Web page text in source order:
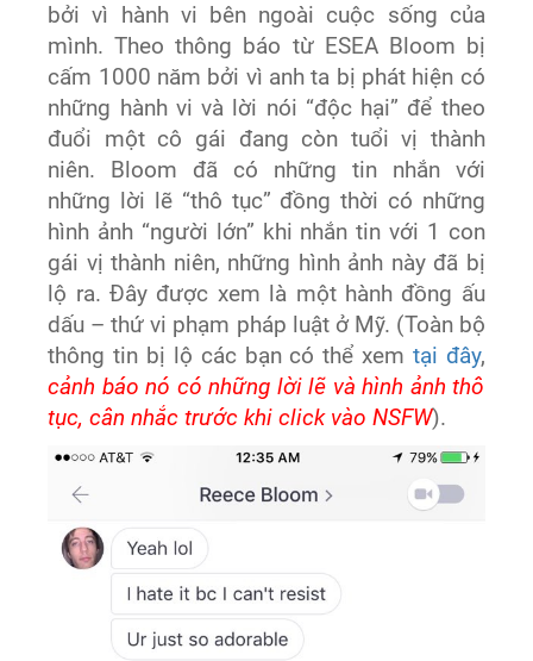
bởi vì hành vi bên ngoài cuộc sống của
mình. Theo thông báo từ ESEA Bloom bị
cấm 1000 năm bởi vì anh ta bị phát hiện có
những hành vi và lời nói “độc hại” để theo
đuổi một cô gái đang còn tuổi vị thành
niên. Bloom đã có những tin nhắn với
những lời lẽ “thô tục” đồng thời có những
hình ảnh “người lớn” khi nhắn tin với 1 con
gái vị thành niên, những hình ảnh này đã bị
lộ ra. Đây được xem là một hành đồng ấu
dấu – thứ vi phạm pháp luật ở Mỹ. (Toàn bộ
thông tin bị lộ các bạn có thể xem tại đây,
cảnh báo nó có những lời lẽ và hình ảnh thô
tục, cân nhắc trước khi click vào NSFW).